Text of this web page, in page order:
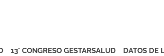
13° CONGRESO GESTARSALUD DATOS DE